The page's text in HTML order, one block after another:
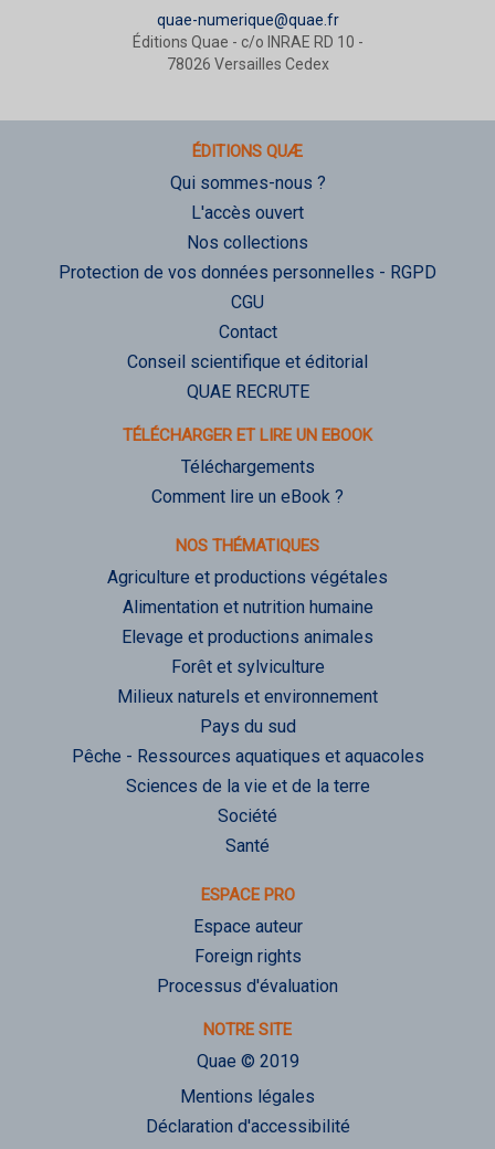
quae-numerique@quae.fr
Éditions Quae - c/o INRAE RD 10 -
78026 Versailles Cedex
ÉDITIONS QUÆ
Qui sommes-nous ?
L'accès ouvert
Nos collections
Protection de vos données personnelles - RGPD
CGU
Contact
Conseil scientifique et éditorial
QUAE RECRUTE
TÉLÉCHARGER ET LIRE UN EBOOK
Téléchargements
Comment lire un eBook ?
NOS THÉMATIQUES
Agriculture et productions végétales
Alimentation et nutrition humaine
Elevage et productions animales
Forêt et sylviculture
Milieux naturels et environnement
Pays du sud
Pêche - Ressources aquatiques et aquacoles
Sciences de la vie et de la terre
Société
Santé
ESPACE PRO
Espace auteur
Foreign rights
Processus d'évaluation
NOTRE SITE
Quae © 2019
Mentions légales
Déclaration d'accessibilité